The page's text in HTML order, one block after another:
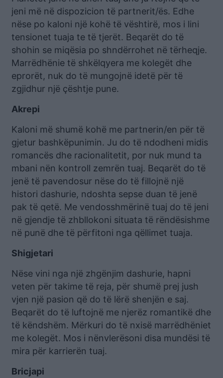
jeni më në dispozicion të partnerit/ës. Edhe
nëse po kaloni një kohë të vështirë, mos i lini
tensionet tuaja te të tjerët. Beqarët do të
shohin se miqësia po shndërrohet në tërheqje.
Marrëdhënie të shkëlqyera me kolegët dhe
eprorët, nuk do të mungojnë idetë për të
zgjidhur një çështje pune.
Akrepi
Kaloni më shumë kohë me partnerin/en për të
gjetur bashkëpunimin. Ju do të ndodheni midis
romancës dhe racionalitetit, por nuk mund ta
mbani nën kontroll zemrën tuaj. Beqarët do të
jenë të pavendosur nëse do të fillojnë një
histori dashurie, ndoshta sepse duan të jenë
pak të qetë. Me vendosshmërinë tuaj do të jeni
në gjendje të zhbllokoni situata të rëndësishme
në punë dhe të përfitoni nga qëllimet tuaja.
Shigjetari
Nëse vini nga një zhgënjim dashurie, hapni
veten për takime të reja, për shumë prej jush
vjen një pasion që do të lërë shenjën e saj.
Beqarët do të luftojnë me njerëz romantikë dhe
të këndshëm. Mërkuri do të nxisë marrëdhëniet
me kolegët. Mos i nënvlerësoni disa mundësi të
mira për karrierën tuaj.
Bricjapi